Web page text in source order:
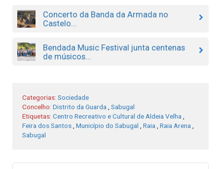
Concerto da Banda da Armada no
Castelo...
Bendada Music Festival junta centenas
de músicos...
Categorias: Sociedade
Concelho: Distrito da Guarda
Sabugal
Etiquetas: Centro Recreativo e Cultural de Aldeia Velha
Feira dos Santos Município do Sabugal Raia Raia Arena
Sabugal